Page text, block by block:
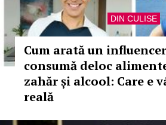
DIN CULISE
Cum arată un
consumă deloc
zahăr și alcool: Care e
reală